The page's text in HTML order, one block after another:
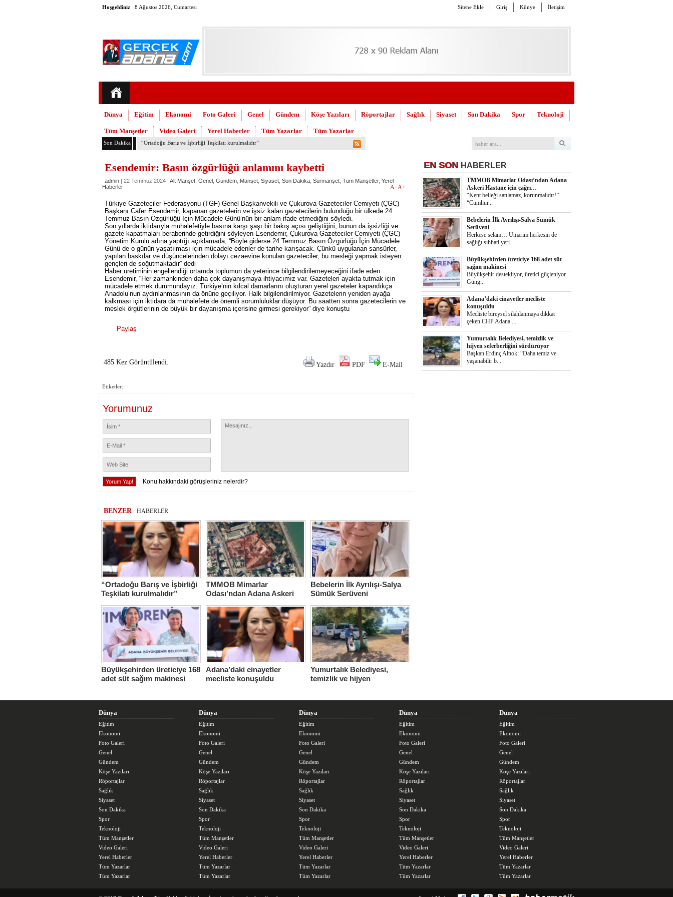
Hoşgeldiniz 8 Ağustos 2026, Cumartesi Sitene Ekle Giriş Künye İletişim
Dünya Eğitim Ekonomi Foto Galeri Genel Gündem Köşe Yazıları Röportajlar Sağlık Siyaset Son Dakika Spor Teknoloji
Tüm Manşetler Video Galeri Yerel Haberler Tüm Yazarlar Tüm Yazarlar
Son Dakika TMMOB Mimarlar Odası’ndan Adana Askeri Hastane için çağrı…
Esendemir: Basın özgürlüğü anlamını kaybetti
admin | 22 Temmuz 2024 | Alt Manşet Genel Gündem Manşet Siyaset Son Dakika Sürmanşet Tüm Manşetler, Yerel
Haberler
A-A+
Türkiye Gazeteciler Federasyonu (TGF) Genel Başkanvekili ve Çukurova Gazeteciler Cemiyeti (ÇGC)
Başkanı Cafer Esendemir, kapanan gazetelerin ve işsiz kalan gazetecilerin bulunduğu bir ülkede 24
Temmuz Basın Özgürlüğü İçin Mücadele Günü’nün bir anlam ifade etmediğini söyledi.
Son yıllarda iktidarıyla muhalefetiyle basına karşı şaşı bir bakış açısı geliştiğini, bunun da işsizliği ve
gazete kapatmaları beraberinde getirdiğini söyleyen Esendemir, Çukurova Gazeteciler Cemiyeti (ÇGC)
Yönetim Kurulu adına yaptığı açıklamada, “Böyle giderse 24 Temmuz Basın Özgürlüğü İçin Mücadele
Günü de o günün yaşatılması için mücadele edenler de tarihe karışacak. Çünkü uygulanan sansürler,
yapılan baskılar ve düşüncelerinden dolayı cezaevine konulan gazeteciler, bu mesleği yapmak isteyen
gençleri de soğutmaktadır” dedi
Haber üretiminin engellendiği ortamda toplumun da yeterince bilgilendirilemeyeceğini ifade eden
Esendemir, “Her zamankinden daha çok dayanışmaya ihtiyacımız var. Gazeteleri ayakta tutmak için
mücadele etmek durumundayız. Türkiye’nin kılcal damarlarını oluşturan yerel gazeteler kapandıkça
Anadolu’nun aydınlanmasının da önüne geçiliyor. Halk bilgilendirilmiyor. Gazetelerin yeniden ayağa
kalkması için iktidara da muhalefete de önemli sorumluluklar düşüyor. Bu saatten sonra gazetecilerin ve
meslek örgütlerinin de büyük bir dayanışma içerisine girmesi gerekiyor” diye konuştu
Paylaş
485 Kez Görüntülendi. Yazdır PDF E-Mail
Etiketler:
Yorumunuz
Konu hakkındaki görüşleriniz nelerdir?
BENZER HABERLER
“Ortadoğu Barış ve İşbirliği
Teşkilatı kurulmalıdır”
TMMOB Mimarlar
Odası’ndan Adana Askeri
Bebelerin İlk Ayrılışı-Salya
Sümük Serüveni
Büyükşehirden üreticiye 168
adet süt sağım makinesi
Adana’daki cinayetler
mecliste konuşuldu
Yumurtalık Belediyesi,
temizlik ve hijyen
EN SON HABERLER
TMMOB Mimarlar Odası’ndan Adana
Askeri Hastane için çağrı…
“Kent belleği satılamaz, korunmalıdır!”
“Cumhur...
Bebelerin İlk Ayrılışı-Salya Sümük
Serüveni
Herkese selam… Umarım herkesin de
sağlığı sıhhati yeri...
Büyükşehirden üreticiye 168 adet süt
sağım makinesi
Büyükşehir destekliyor, üretici güçleniyor
Güng...
Adana’daki cinayetler mecliste
konuşuldu
Mecliste bireysel silahlanmaya dikkat
çeken CHP Adana ...
Yumurtalık Belediyesi, temizlik ve
hijyen seferberliğini sürdürüyor
Başkan Erdinç Altıok: “Daha temiz ve
yaşanabilir b...
Dünya
Eğitim
Ekonomi
Foto Galeri
Genel
Gündem
Köşe Yazıları
Röportajlar
Sağlık
Siyaset
Son Dakika
Spor
Teknoloji
Tüm Manşetler
Video Galeri
Yerel Haberler
Tüm Yazarlar
Tüm Yazarlar
Dünya
Eğitim
Ekonomi
Foto Galeri
Genel
Gündem
Köşe Yazıları
Röportajlar
Sağlık
Siyaset
Son Dakika
Spor
Teknoloji
Tüm Manşetler
Video Galeri
Yerel Haberler
Tüm Yazarlar
Tüm Yazarlar
Dünya
Eğitim
Ekonomi
Foto Galeri
Genel
Gündem
Köşe Yazıları
Röportajlar
Sağlık
Siyaset
Son Dakika
Spor
Teknoloji
Tüm Manşetler
Video Galeri
Yerel Haberler
Tüm Yazarlar
Tüm Yazarlar
Dünya
Eğitim
Ekonomi
Foto Galeri
Genel
Gündem
Köşe Yazıları
Röportajlar
Sağlık
Siyaset
Son Dakika
Spor
Teknoloji
Tüm Manşetler
Video Galeri
Yerel Haberler
Tüm Yazarlar
Tüm Yazarlar
Dünya
Eğitim
Ekonomi
Foto Galeri
Genel
Gündem
Köşe Yazıları
Röportajlar
Sağlık
Siyaset
Son Dakika
Spor
Teknoloji
Tüm Manşetler
Video Galeri
Yerel Haberler
Tüm Yazarlar
Tüm Yazarlar